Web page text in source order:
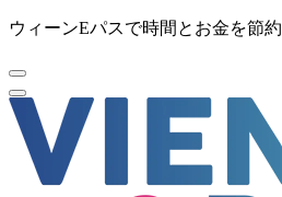
ウィーンEパスで時間とお金を節約